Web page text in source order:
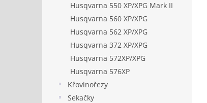
Husqvarna 550 XP/XPG Mark II
Husqvarna 560 XP/XPG
Husqvarna 562 XP/XPG
Husqvarna 372 XP/XPG
Husqvarna 572XP/XPG
Husqvarna 576XP
Křovinořezy
Sekačky